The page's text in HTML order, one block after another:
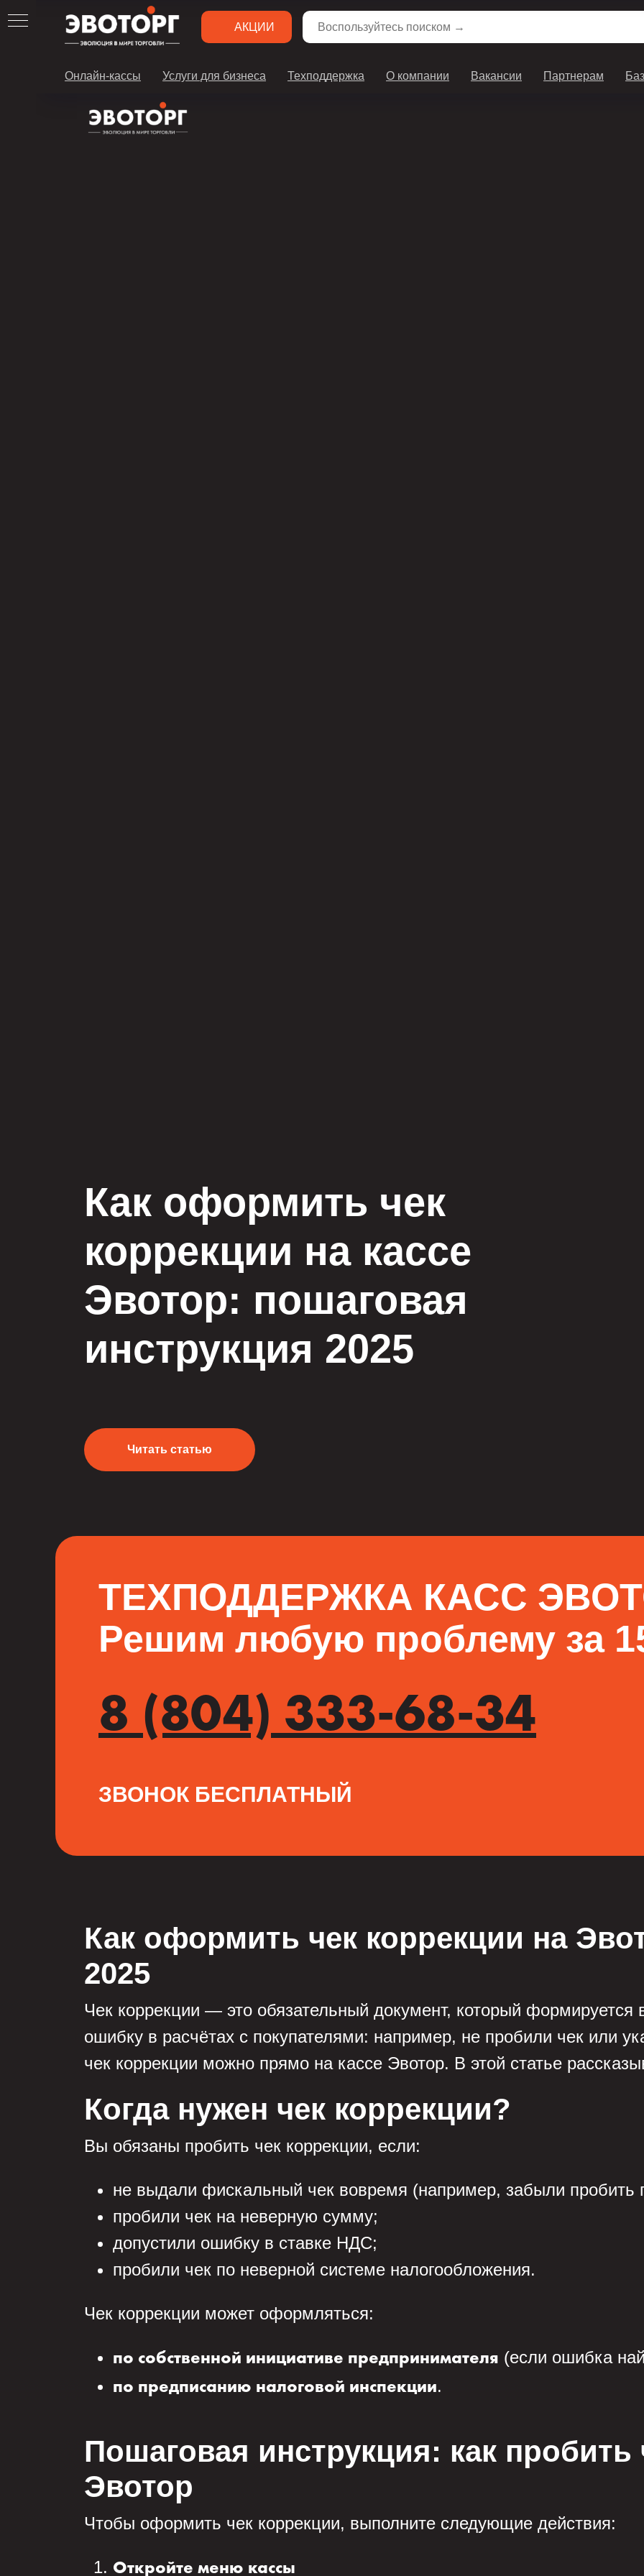
АКЦИИ
Онлайн-кассы Услуги для бизнеса Техподдержка О компании Вакансии Партнерам
Как оформить чек
коррекции на кассе
Эвотор: пошаговая
инструкция 2025
Читать статью
ТЕХПОДДЕРЖКА КАСС
Решим любую проблему за
8 (804) 333-68-34
ЗВОНОК БЕСПЛАТНЫЙ
Как оформить чек коррекции на
2025
Чек коррекции — это обязательный документ, который формируется
ошибку в расчётах с покупателями: например, не пробили чек или
чек коррекции можно прямо на кассе Эвотор. В этой статье
Когда нужен чек коррекции?
Вы обязаны пробить чек коррекции, если:
не выдали фискальный чек вовремя (например, забыли пробить
пробили чек на неверную сумму;
допустили ошибку в ставке НДС;
пробили чек по неверной системе налогообложения.
Чек коррекции может оформляться:
по собственной инициативе предпринимателя (если ошибка
по предписанию налоговой инспекции.
Пошаговая инструкция: как пробить
Эвотор
Чтобы оформить чек коррекции, выполните следующие действия:
Откройте меню кассы